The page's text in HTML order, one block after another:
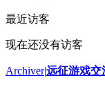
最近访客
现在还没有访客
Archiver|远征游戏交